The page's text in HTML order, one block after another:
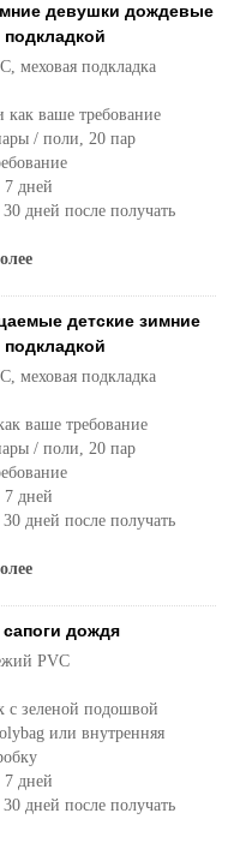
девушки дождевые
меховая подкладка
ваше требование
/ поли, 20 пар
дней
дней после получать
детские зимние
меховая подкладка
ваше требование
/ поли, 20 пар
дней
дней после получать
дождя
PVC
с зеленой подошвой
или внутренняя
дней
дней после получать